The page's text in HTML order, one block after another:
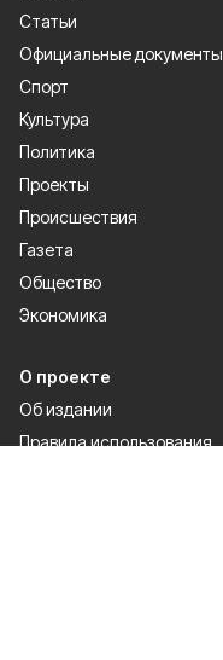
Статьи
Официальные документы
Спорт
Культура
Политика
Проекты
Происшествия
Газета
Общество
Экономика
О проекте
Об издании
Правила использования